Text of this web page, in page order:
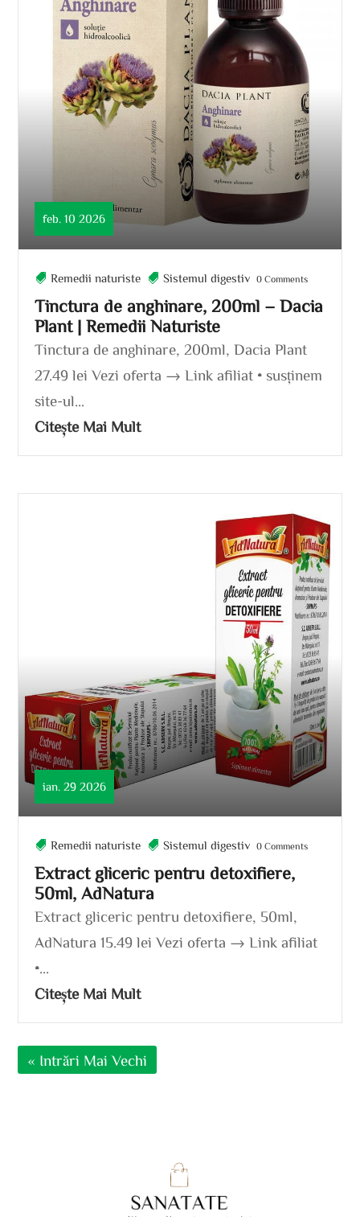
Tinctura de anghinare, 200ml – Dacia
Plant | Remedii Naturiste
feb. 10 2026
Remedii naturiste Sistemul digestiv 0 Comments
Tinctura de anghinare, 200ml, Dacia Plant
27.49 lei Vezi oferta → Link afiliat • susținem
site-ul...
Citește Mai Mult
Extract gliceric pentru detoxifiere,
50ml, AdNatura
ian. 29 2026
Remedii naturiste Sistemul digestiv 0 Comments
Extract gliceric pentru detoxifiere, 50ml,
AdNatura 15.49 lei Vezi oferta → Link afiliat
•...
Citește Mai Mult
« Intrări Mai Vechi